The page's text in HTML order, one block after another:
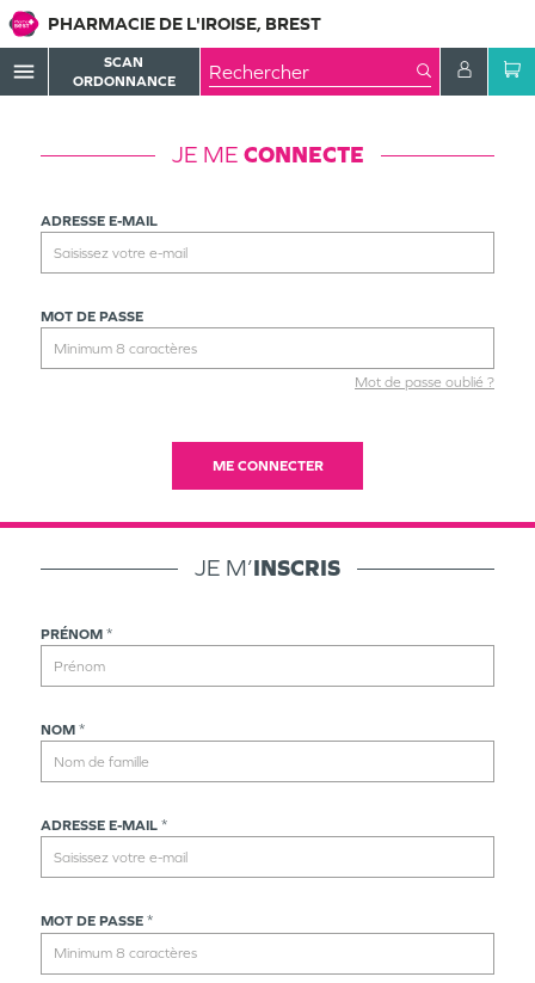
PHARMACIE DE L'IROISE, BREST
menu
SCAN
ORDONNANCE
JE M’INSCRIS
PRÉNOM *
NOM *
ADRESSE E-MAIL *
MOT DE PASSE *
JE ME CONNECTE
ADRESSE E-MAIL
MOT DE PASSE
Mot de passe oublié ?
ME CONNECTER